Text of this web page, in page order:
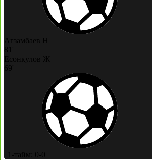
Агзамбаев Н
81'
Есонкулов Ж
69'
1-тайм: 0-0